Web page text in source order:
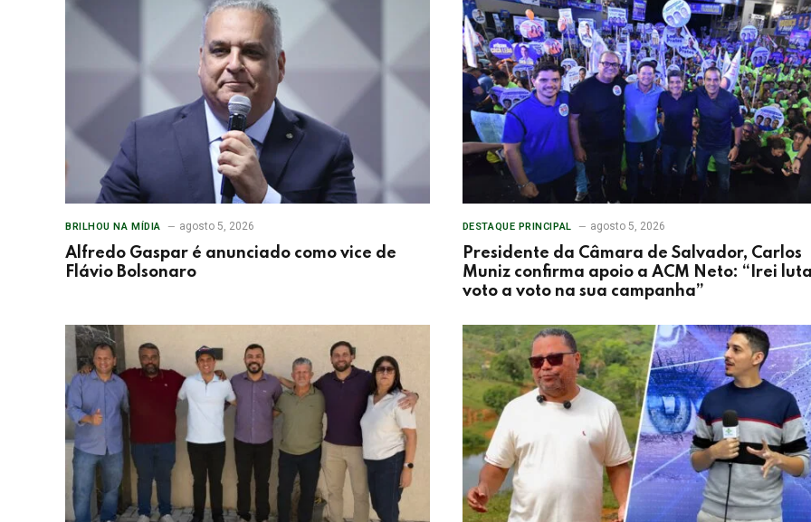
BRILHOU NA MÍDIA agosto 5, 2026
Alfredo Gaspar é anunciado como vice de
Flávio Bolsonaro
DESTAQUE PRINCIPAL agosto 5, 2026
Presidente da Câmara de Salvador, Carlos
Muniz confirma apoio a ACM Neto: “Irei
voto a voto na sua campanha”